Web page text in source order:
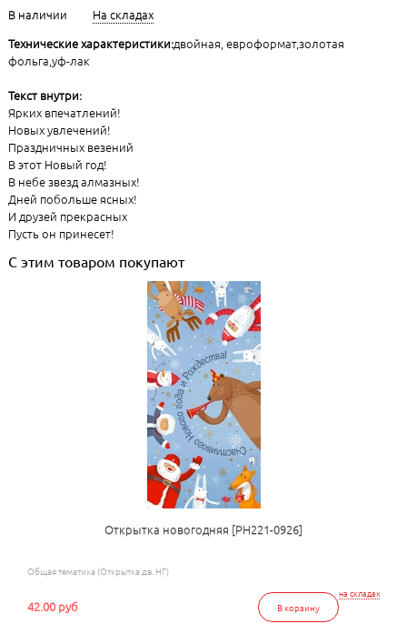
В наличии
На складах
Технические характеристики:двойная, евроформат,золотая
фольга,уф-лак
Текст внутри:
Ярких впечатлений!
Новых увлечений!
Праздничных везений
В этот Новый год!
В небе звезд алмазных!
Дней побольше ясных!
И друзей прекрасных
Пусть он принесет!
С этим товаром покупают
Открытка новогодняя [РН221-0926]
Общая тематика (Открытка дв. НГ)
на складах
В корзину
42.00 руб